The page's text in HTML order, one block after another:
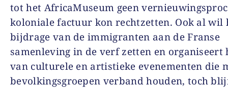
tot het AfricaMuseum geen
koloniale factuur kon rechtzetten. Ook al wil
bijdrage van de immigranten aan de Franse
samenleving in de verf zetten en organiseert
van culturele en artistieke evenementen die
bevolkingsgroepen verband houden, toch